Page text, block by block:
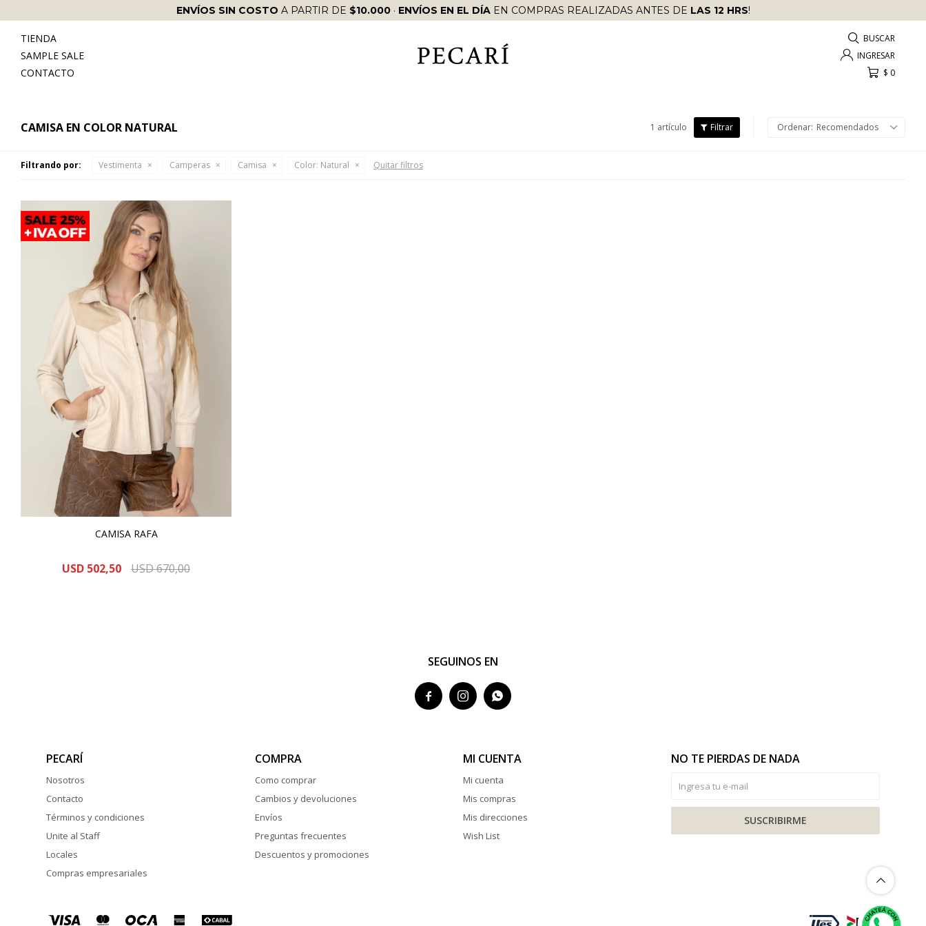
ENVÍOS SIN COSTO A PARTIR DE $10.000· ENVÍOS EN EL DÍAEN COMPRAS REALIZADAS ANTES DE LAS 12 HRS!
TIENDA
SAMPLE SALE
CONTACTO
$ 0
CAMISA EN COLOR NATURAL 1 artículo Recomendados
Filtrando por: Vestimenta Camperas Camisa Color: Natural Quitar filtros
CAMISA RAFA
USD 502,50 USD670,00
SEGUINOS EN
  
PECARÍ
Nosotros
Contacto
Términos y condiciones
Unite al Staff
Locales
Compras empresariales
COMPRA
Como comprar
Cambios y devoluciones
Envíos
Preguntas frecuentes
Descuentos y promociones
MI CUENTA
Mi cuenta
Mis compras
Mis direcciones
Wish List
NO TE PIERDAS DE NADA
SUSCRIBIRME